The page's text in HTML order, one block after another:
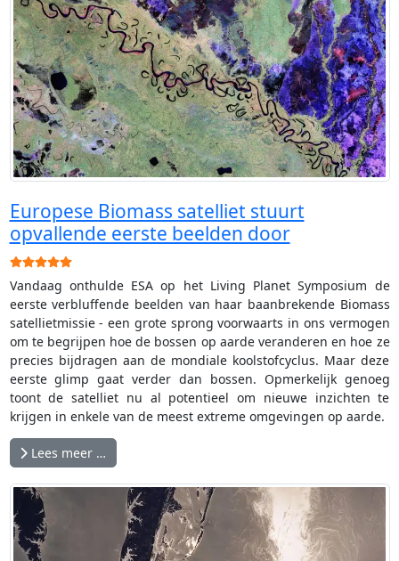
Europese Biomass satelliet stuurt
opvallende eerste beelden door
Gebruikerswaardering:
Vandaag onthulde ESA op het Living Planet Symposium de
eerste verbluffende beelden van haar baanbrekende Biomass
satellietmissie - een grote sprong voorwaarts in ons vermogen
om te begrijpen hoe de bossen op aarde veranderen en hoe ze
precies bijdragen aan de mondiale koolstofcyclus. Maar deze
eerste glimp gaat verder dan bossen. Opmerkelijk genoeg
toont de satelliet nu al potentieel om nieuwe inzichten te
krijgen in enkele van de meest extreme omgevingen op aarde.
Lees meer …